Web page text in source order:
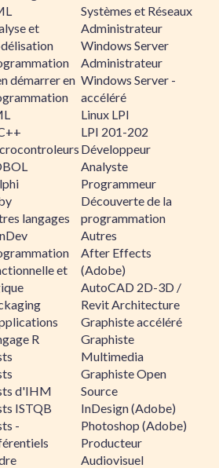
et
démarrer en
langages
et
R
d'IHM
ISTQB
-
Systèmes et Réseaux
Administrateur
Windows Server
Administrateur
Windows Server -
accéléré
Linux LPI
LPI 201-202
Développeur
Analyste
Programmeur
Découverte de la
programmation
Autres
After Effects
(Adobe)
AutoCAD 2D-3D /
Revit Architecture
Graphiste accéléré
Graphiste
Multimedia
Graphiste Open
Source
InDesign (Adobe)
Photoshop (Adobe)
Producteur
Audiovisuel